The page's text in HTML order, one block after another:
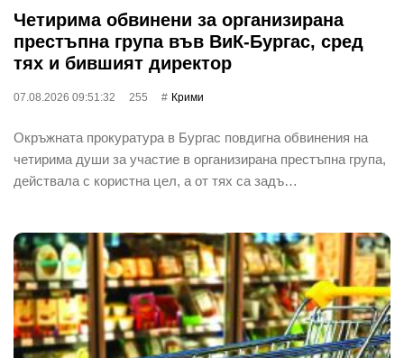
Четирима обвинени за организирана
престъпна група във ВиК-Бургас, сред
тях и бившият директор
07.08.2026 09:51:32 255 Крими
Окръжната прокуратура в Бургас повдигна обвинения на
четирима души за участие в организирана престъпна група,
действала с користна цел, а от тях са задъ…